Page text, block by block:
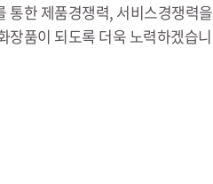
통한 제품경쟁력, 서비스경쟁력
장품이 되도록 더욱 노력하겠습